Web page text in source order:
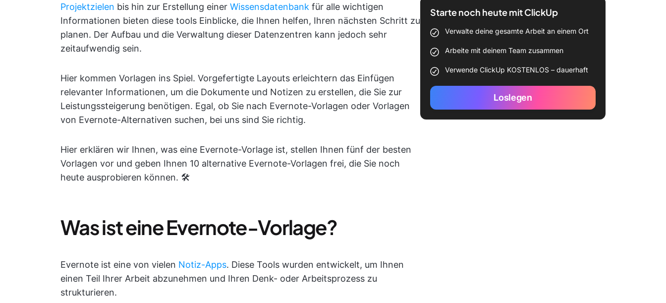
Projektzielen bis hin zur Erstellung einer Wissensdatenbank für alle wichtigen
Informationen bieten diese tools Einblicke, die Ihnen helfen, Ihren nächsten Schritt zu
planen. Der Aufbau und die Verwaltung dieser Datenzentren kann jedoch sehr
zeitaufwendig sein.
Hier kommen Vorlagen ins Spiel. Vorgefertigte Layouts erleichtern das Einfügen
relevanter Informationen, um die Dokumente und Notizen zu erstellen, die Sie zur
Leistungssteigerung benötigen. Egal, ob Sie nach Evernote-Vorlagen oder Vorlagen
von Evernote-Alternativen suchen, bei uns sind Sie richtig.
Hier erklären wir Ihnen, was eine Evernote-Vorlage ist, stellen Ihnen fünf der besten
Vorlagen vor und geben Ihnen 10 alternative Evernote-Vorlagen frei, die Sie noch
heute ausprobieren können. 🛠️
Was ist eine Evernote-Vorlage?
Evernote ist eine von vielen Notiz-Apps. Diese Tools wurden entwickelt, um Ihnen
einen Teil Ihrer Arbeit abzunehmen und Ihren Denk- oder Arbeitsprozess zu
strukturieren.
Starte noch heute mit ClickUp
Verwalte deine gesamte Arbeit an einem Ort
Arbeite mit deinem Team zusammen
Verwende ClickUp KOSTENLOS – dauerhaft
Loslegen